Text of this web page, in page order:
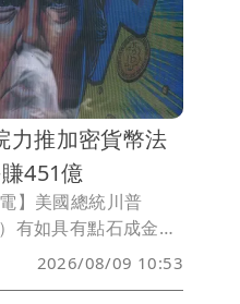
破中國封鎖！台灣重返太
待斃，一定也會同步
可能引爆全面核戰。
力推加密貨幣法
451億
】美國總統川普
有如具有點石成金的
（Bitcoin）等加密
介入加密貨幣經營，
2026/08/09 10:53